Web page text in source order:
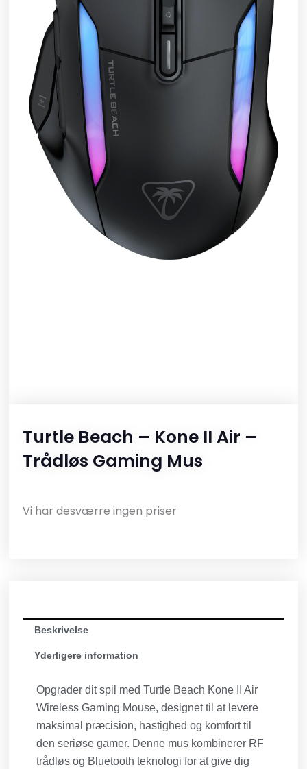
Turtle Beach – Kone II Air –
Trådløs Gaming Mus
Vi har desværre ingen priser
Beskrivelse
Yderligere information
Opgrader dit spil med Turtle Beach Kone II Air
Wireless Gaming Mouse, designet til at levere
maksimal præcision, hastighed og komfort til
den seriøse gamer. Denne mus kombinerer RF
trådløs og Bluetooth teknologi for at give dig